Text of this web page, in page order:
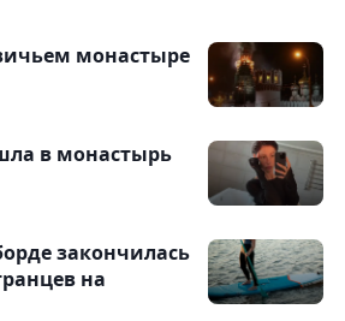
монастыре
в монастырь
закончилась
на